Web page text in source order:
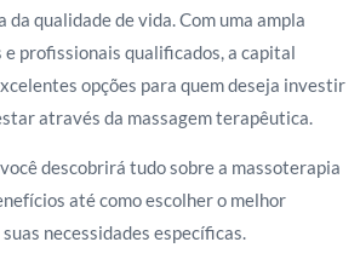
da qualidade de vida. Com uma ampla
profissionais qualificados, a capital
opções para quem deseja investir
através da massagem terapêutica.
descobrirá tudo sobre a massoterapia
até como escolher o melhor
necessidades específicas.